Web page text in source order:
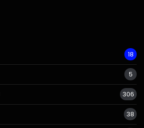
18
5
306
38